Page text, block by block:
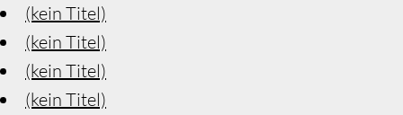
(kein Titel)
(kein Titel)
(kein Titel)
(kein Titel)